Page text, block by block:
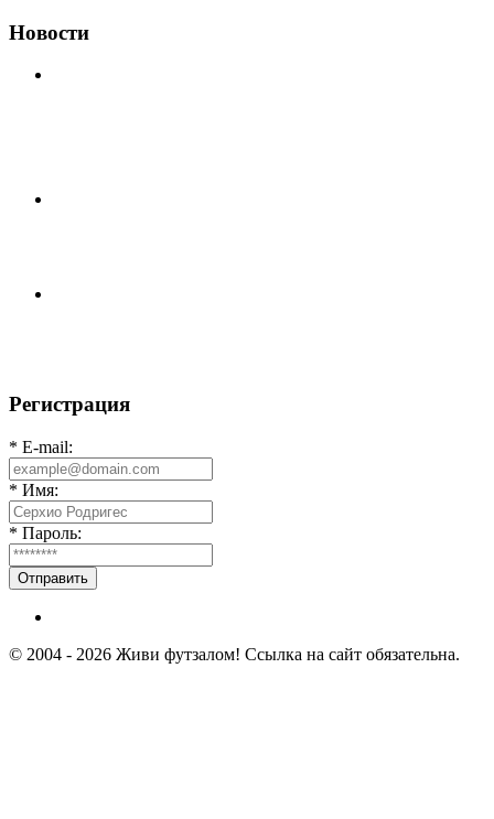
Новости
Регистрация
* E-mail:
* Имя:
* Пароль:
Отправить
© 2004 - 2026 Живи футзалом! Ссылка на сайт обязательна.